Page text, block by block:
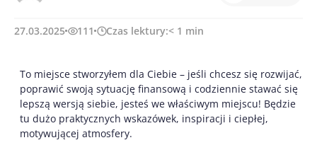
27.03.2025 111 Czas lektury:< 1 min
To miejsce stworzyłem dla Ciebie – jeśli chcesz się rozwijać,
poprawić swoją sytuację finansową i codziennie stawać się
lepszą wersją siebie, jesteś we właściwym miejscu! Będzie
tu dużo praktycznych wskazówek, inspiracji i ciepłej,
motywującej atmosfery.